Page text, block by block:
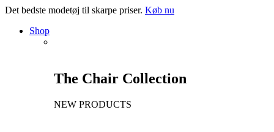
Det bedste modetøj til skarpe priser. Køb nu
Shop
The Chair Collection
NEW PRODUCTS